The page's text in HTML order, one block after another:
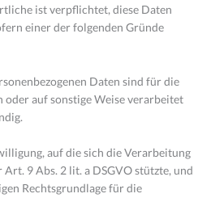
ist verpflichtet, diese Daten
einer der folgenden Gründe
Daten sind für die
oder auf sonstige Weise verarbeitet
auf die sich die Verarbeitung
9 Abs. 2 lit. a DSGVO stützte, und
Rechtsgrundlage für die